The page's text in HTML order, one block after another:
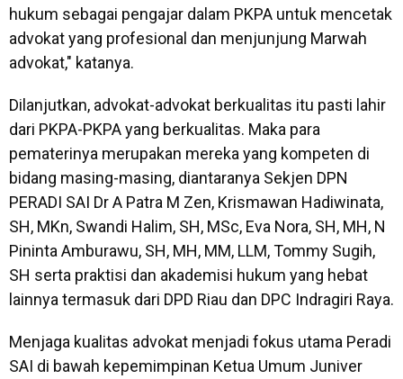
hukum sebagai pengajar dalam PKPA untuk mencetak
advokat yang profesional dan menjunjung Marwah
advokat," katanya.
Dilanjutkan, advokat-advokat berkualitas itu pasti lahir
dari PKPA-PKPA yang berkualitas. Maka para
pematerinya merupakan mereka yang kompeten di
bidang masing-masing, diantaranya Sekjen DPN
PERADI SAI Dr A Patra M Zen, Krismawan Hadiwinata,
SH, MKn, Swandi Halim, SH, MSc, Eva Nora, SH, MH, N
Pininta Amburawu, SH, MH, MM, LLM, Tommy Sugih,
SH serta praktisi dan akademisi hukum yang hebat
lainnya termasuk dari DPD Riau dan DPC Indragiri Raya.
Menjaga kualitas advokat menjadi fokus utama Peradi
SAI di bawah kepemimpinan Ketua Umum Juniver